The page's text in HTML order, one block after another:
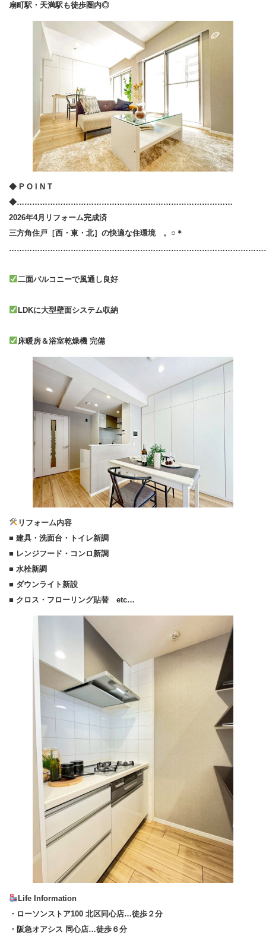
扇町駅・天満駅も徒歩圏内◎
◆ P O I N T
◆…………………………………………………………………………
2026年4月リフォーム完成済
三方角住戸［西・東・北］の快適な住環境 。○＊
二面バルコニーで風通し良好
LDKに大型壁面システム収納
床暖房＆浴室乾燥機 完備
リフォーム内容
■ 建具・洗面台・トイレ新調
■ レンジフード・コンロ新調
■ 水栓新調
■ ダウンライト新設
■ クロス・フローリング貼替 etc…
Life Information
・ローソンストア100 北区同心店…徒歩２分
・阪急オアシス 同心店…徒歩６分